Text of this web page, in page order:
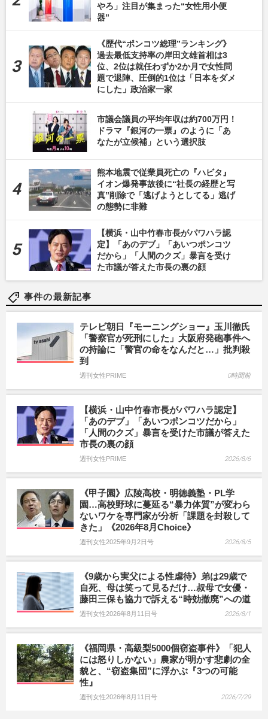
やろ」注目が集まった“女性用小便
器”
《歴代“ポンコツ総理”ランキング》
過去最低支持率の岸田文雄首相は3
位、2位は就任わずか2か月で女性問
題で退陣、圧倒的1位は「日本をダメ
にした」政治家一家
市議会議員の平均年収は約700万円！
ドラマ『銀河の一票』のように「あ
なたが立候補」という選択肢
熊本地震で従業員死亡の『ハビタ』
イオン爆発事故後に“社長の経歴と写
真”削除で「逃げようとしてる」逃げ
の態勢に非難
【横浜・山中竹春市長がパワハラ認
定】「あのデブ」「あいつポンコツ
だから」「人間のクズ」暴言を受け
た市議が答えた市長の裏の顔
事件の最新記事
テレビ朝日『モーニングショー』玉川徹氏
「警察官が死刑にした」大阪府発砲事件へ
の持論に「警官の命をなんだと…」批判殺
到
週刊女性PRIME 0時間前
【横浜・山中竹春市長がパワハラ認定】
「あのデブ」「あいつポンコツだから」
「人間のクズ」暴言を受けた市議が答えた
市長の裏の顔
週刊女性PRIME 2026/8/6
《甲子園》広陵高校・明徳義塾・PL学
園…高校野球に蔓延る“暴力体質”が変わら
ないワケを専門家が分析「課題を封殺して
きた」《2026年8月Choice》
週刊女性2025年9月2日号 2026/8/5
《9歳から実父による性虐待》弟は29歳で
自死、母は笑って見るだけ…叔母で女優・
藤田三保も協力で訴える“時効撤廃”への道
週刊女性2026年8月11日号 2026/8/1
《福岡県・高級梨5000個窃盗事件》「犯人
には怒りしかない」農家が明かす悲劇の全
貌と、“窃盗集団”に浮かぶ『3つの可能
性』
週刊女性2026年8月11日号 2026/7/29